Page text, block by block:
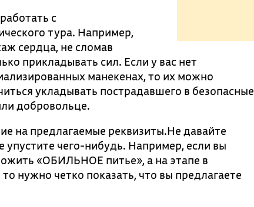
с
тура. Например,
сердца, не сломав
прикладывать сил. Если у вас нет
манекенах, то их можно
укладывать пострадавшего в безопасные
добровольце.
на предлагаемые реквизиты.Не давайте
чего-нибудь. Например, если вы
«ОБИЛЬНОЕ питье», а на этапе в
нужно четко показать, что вы предлагаете